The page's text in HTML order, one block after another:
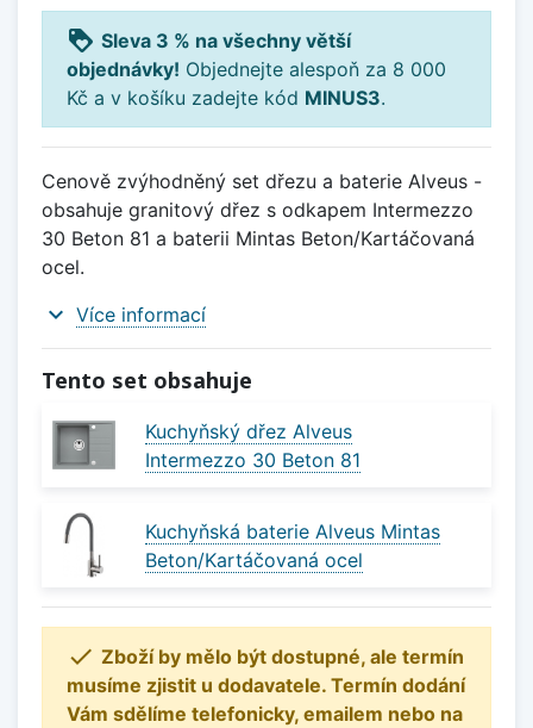
loyalty Sleva 3 % na všechny větší
objednávky! Objednejte alespoň za 8 000
Kč a v košíku zadejte kód MINUS3.
Cenově zvýhodněný set dřezu a baterie Alveus -
obsahuje granitový dřez s odkapem Intermezzo
30 Beton 81 a baterii Mintas Beton/Kartáčovaná
ocel.
expand_more Více informací
Tento set obsahuje
Kuchyňský dřez Alveus
Intermezzo 30 Beton 81
Kuchyňská baterie Alveus Mintas
Beton/Kartáčovaná ocel
 Zboží by mělo být dostupné, ale termín
musíme zjistit u dodavatele. Termín dodání
Vám sdělíme telefonicky, emailem nebo na